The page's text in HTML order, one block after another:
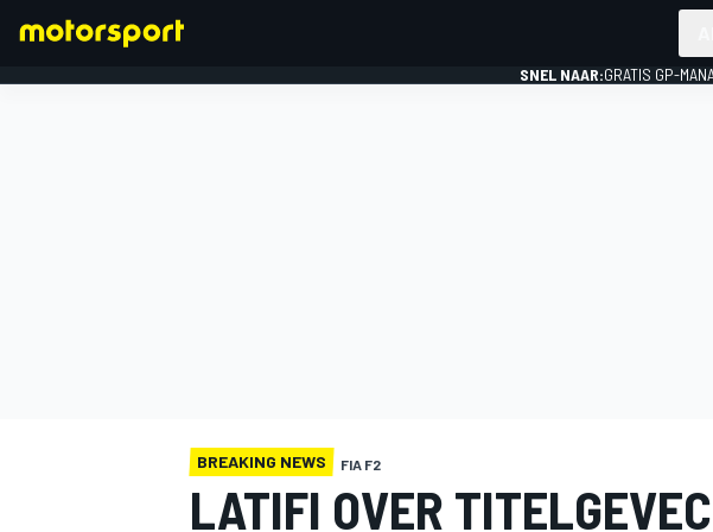
SNEL NAAR:GRATIS GP-
BREAKING NEWS FIA F2
LATIFI OVER